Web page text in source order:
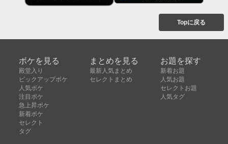
Topに戻る
ボケを見る
殿堂入り
ピックアップボケ
人気ボケ
注目ボケ
急上昇ボケ
新着ボケ
セレクト
タグ
まとめを見る
最新人気まとめ
セレクトまとめ
お題を探す
新着お題
人気お題
セレクトお題
人気タグ